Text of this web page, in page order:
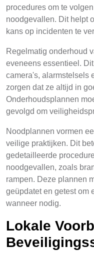
procedures om te
noodgevallen. Dit helpt
kans op incidenten te
Regelmatig onderhoud
eveneens essentieel.
camera's, alarmstelsels
zorgen dat ze altijd in
Onderhoudsplannen
gevolgd om
Noodplannen vormen
veilige praktijken. Dit
gedetailleerde
noodgevallen, zoals
rampen. Deze plannen
geüpdatet en getest om
wanneer nodig.
Lokale